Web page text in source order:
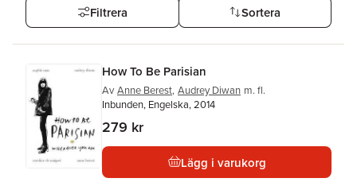
Filtrera Sortera
How To Be Parisian
Av Anne Berest, Audrey Diwan m. fl.
Inbunden, Engelska, 2014
279 kr
Lägg i varukorg